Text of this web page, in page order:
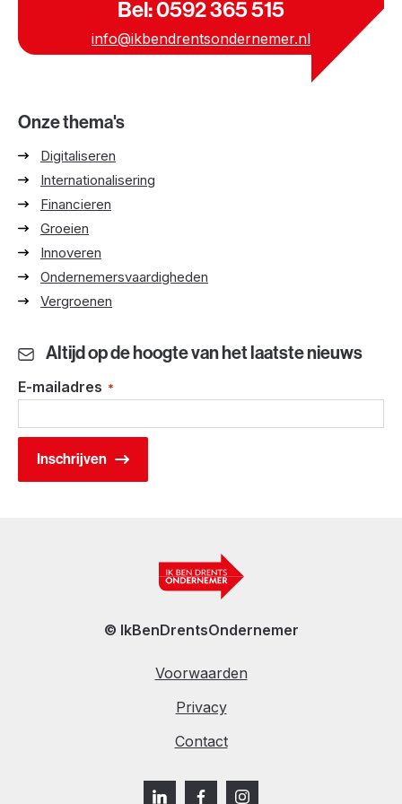
Bel: 0592 365 515
info@ikbendrentsondernemer.nl
Onze thema's
Digitaliseren
Internationalisering
Financieren
Groeien
Innoveren
Ondernemersvaardigheden
Vergroenen
Altijd op de hoogte van het laatste nieuws
E-mailadres *
© IkBenDrentsOndernemer
Voorwaarden
Privacy
Contact